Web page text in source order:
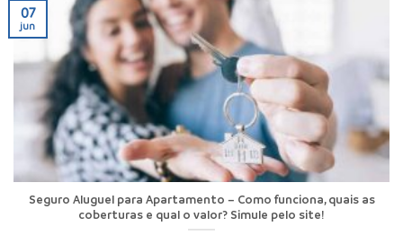
Seguro Aluguel para Apartamento – Como funciona, quais as
coberturas e qual o valor? Simule pelo site!
07
jun